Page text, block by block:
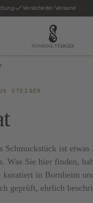
Versicherter Versand
STEIGER
Schmuckstück ist etwas
Was Sie hier finden,
kuratiert in Bornheim
geprüft, ehrlich